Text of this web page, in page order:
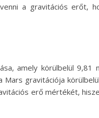
a gravitációs erőt,
amely körülbelül 9,81
gravitációja
erő mértékét,